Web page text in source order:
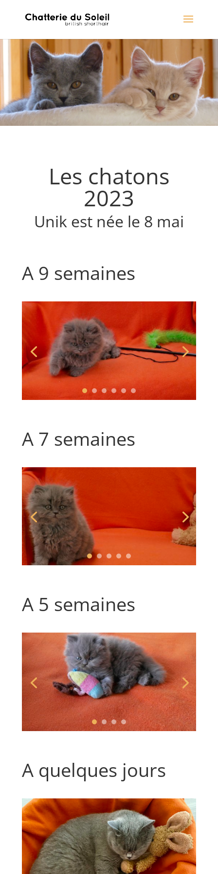
Les chatons
2023
Unik est née le 8 mai
A 9 semaines
A 7 semaines
A 5 semaines
A quelques jours